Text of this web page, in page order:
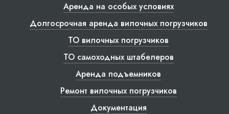
Аренда на особых условиях
Долгосрочная аренда вилочных погрузчиков
ТО вилочных погрузчиков
ТО самоходных штабелеров
Аренда подъемников
Ремонт вилочных погрузчиков
Документация